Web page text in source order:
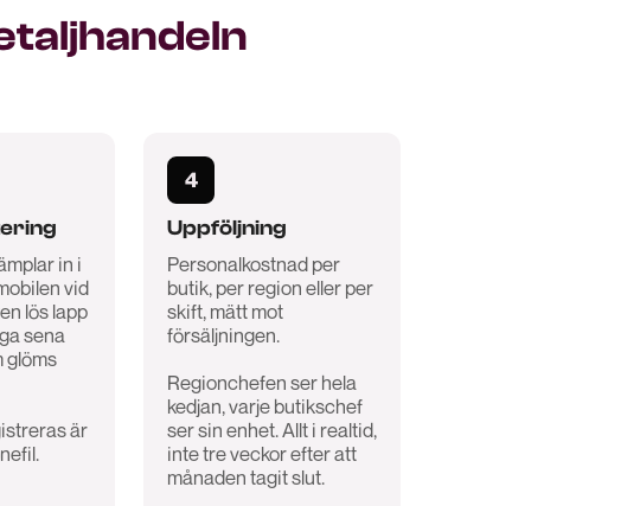
in i
vid
lös lapp
sena
glöms
är
4
Uppföljning
Personalkostnad per
butik, per region eller per
skift, mätt mot
försäljningen.
Regionchefen ser hela
kedjan, varje butikschef
ser sin enhet. Allt i realtid,
inte tre veckor efter att
månaden tagit slut.